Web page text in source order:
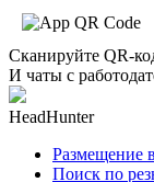
Сканируйте QR-
И чаты с
HeadHunter
Размещение
Поиск по